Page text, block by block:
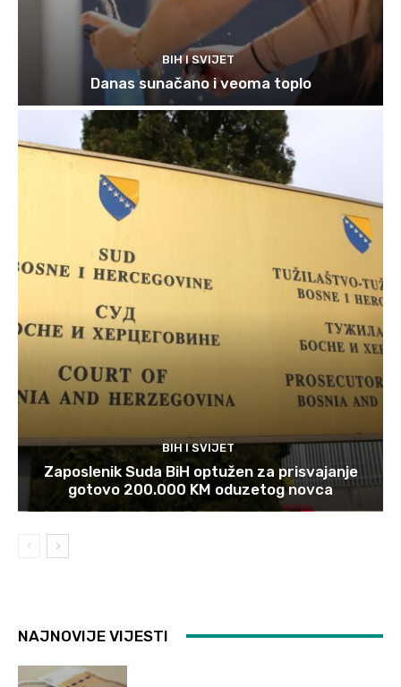
BIH I SVIJET
Danas sunačano i veoma toplo
BIH I SVIJET
Zaposlenik Suda BiH optužen za prisvajanje
gotovo 200.000 KM oduzetog novca
NAJNOVIJE VIJESTI